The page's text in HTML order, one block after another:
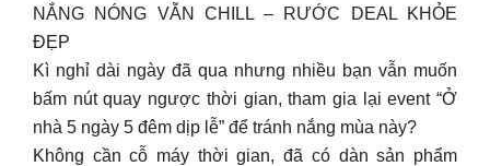
NẮNG NÓNG VẪN CHILL – RƯỚC DEAL KHỎE
ĐẸP
Kì nghỉ dài ngày đã qua nhưng nhiều bạn vẫn muốn
bấm nút quay ngược thời gian, tham gia lại event “Ở
nhà 5 ngày 5 đêm dịp lễ” để tránh nắng mùa này?​
Không cần cỗ máy thời gian, đã có dàn sản phẩm